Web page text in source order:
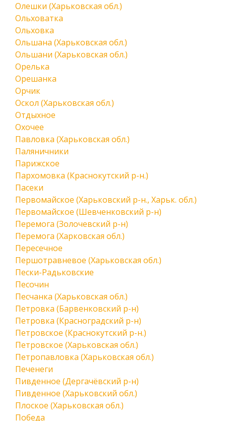
Олешки (Харьковская обл.)
Ольховатка
Ольховка
Ольшана (Харьковская обл.)
Ольшани (Харьковская обл.)
Орелька
Орешанка
Орчик
Оскол (Харьковская обл.)
Отдыхное
Охочее
Павловка (Харьковская обл.)
Паляничники
Парижское
Пархомовка (Краснокутский р-н.)
Пасеки
Первомайское (Харьковский р-н., Харьк. обл.)
Первомайское (Шевченковский р-н)
Перемога (Золочевский р-н)
Перемога (Харковская обл.)
Пересечное
Першотравневое (Харьковская обл.)
Пески-Радьковские
Песочин
Песчанка (Харьковская обл.)
Петровка (Барвенковский р-н)
Петровка (Красноградский р-н)
Петровское (Краснокутский р-н.)
Петровское (Харьковская обл.)
Петропавловка (Харьковская обл.)
Печенеги
Пивденное (Дергачёвский р-н)
Пивденное (Харьковский обл.)
Плоское (Харьковская обл.)
Победа